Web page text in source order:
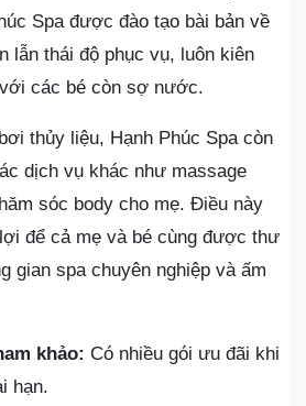
Spa được đào tạo bài bản về
lẫn thái độ phục vụ, luôn kiên
các bé còn sợ nước.
thủy liệu, Hạnh Phúc Spa còn
dịch vụ khác như massage
sóc body cho mẹ. Điều này
để cả mẹ và bé cùng được thư
gian spa chuyên nghiệp và ấm
khảo: Có nhiều gói ưu đãi khi
hạn.